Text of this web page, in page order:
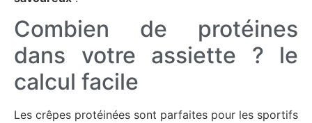
Combien de protéines
dans votre assiette ? le
calcul facile
Les crêpes protéinées sont parfaites pour les sportifs